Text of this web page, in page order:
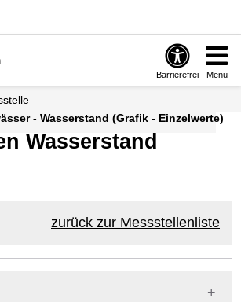
Barrierefrei Menü
- Wasserstand (Grafik - Einzelwerte)
Wasserstand
zurück zur Messstellenliste